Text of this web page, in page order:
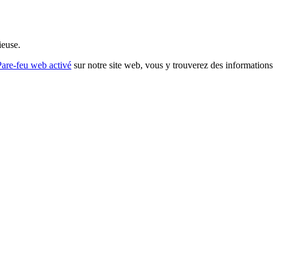
feu web activé sur notre site web, vous y trouverez des informations